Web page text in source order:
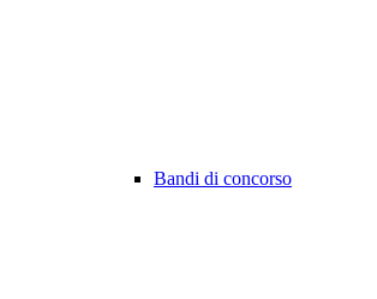
Bandi di concorso